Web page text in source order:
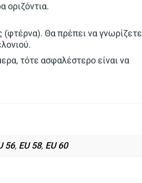
οριζόντια.
Θα πρέπει να γνωρίζετε
τότε ασφαλέστερο είναι να
56, EU 58, EU 60